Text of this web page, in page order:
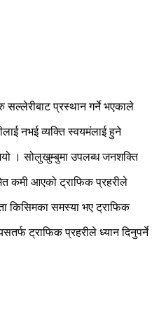
प्रस्थान गर्ने भएकाले
नभई व्यक्ति स्वयमंलाई हुने
। सोलुखुम्बुमा उपलब्ध जनशक्ति
कमी आएको ट्राफिक प्रहरीले
किसिमका समस्या भए ट्राफिक
ट्राफिक प्रहरीले ध्यान दिनुपर्ने